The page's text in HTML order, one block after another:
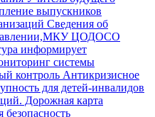
выпускников
Сведения об
ЦОДОСО
информирует
системы
контроль Антикризисное
для детей-инвалидов
Дорожная карта
безопасность